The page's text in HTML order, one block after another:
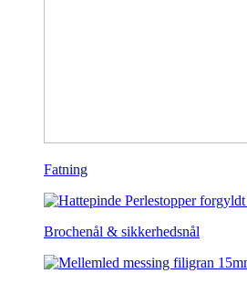
Fatning
Brochenål & sikkerhedsnål